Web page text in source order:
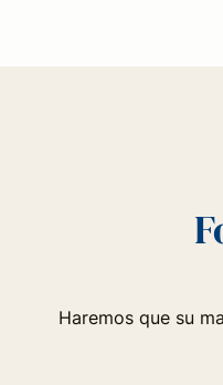
Haremos que su